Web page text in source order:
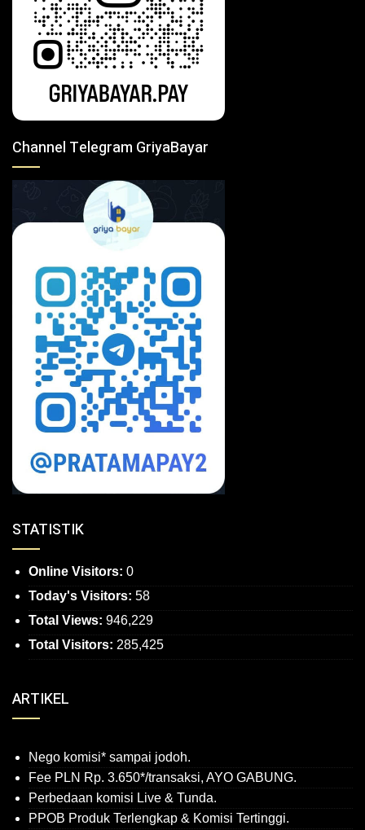
Channel Telegram GriyaBayar
STATISTIK
Online Visitors: 0
Today's Visitors: 58
Total Views: 946,229
Total Visitors: 285,425
ARTIKEL
Nego komisi* sampai jodoh.
Fee PLN Rp. 3.650*/transaksi, AYO GABUNG.
Perbedaan komisi Live & Tunda.
PPOB Produk Terlengkap & Komisi Tertinggi.